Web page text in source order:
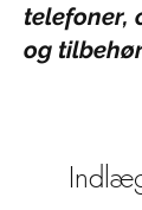
telefoner,
og